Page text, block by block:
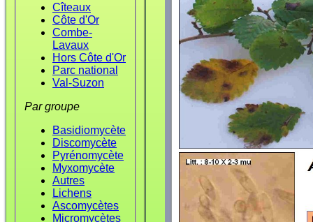
Cîteaux
Côte d'Or
Combe-
Lavaux
Hors Côte d'Or
Parc national
Val-Suzon
Par groupe
Basidiomycète
Discomycète
Pyrénomycète
Myxomycète
Autres
Lichens
Ascomycètes
Micromycètes